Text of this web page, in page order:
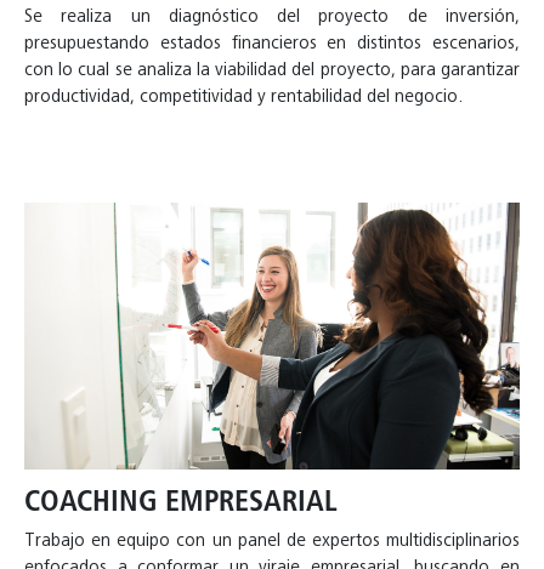
Se realiza un diagnóstico del proyecto de inversión,
presupuestando estados financieros en distintos escenarios,
con lo cual se analiza la viabilidad del proyecto, para garantizar
productividad, competitividad y rentabilidad del negocio.
COACHING EMPRESARIAL
Trabajo en equipo con un panel de expertos multidisciplinarios